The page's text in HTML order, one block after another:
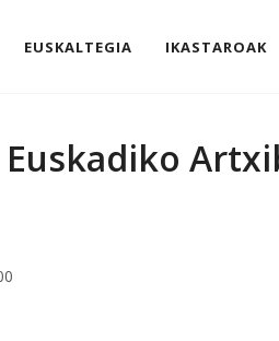
EUSKALTEGIA IKASTAROAK